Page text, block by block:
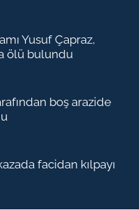
Yusuf Çapraz,
ölü bulundu
boş arazide
facidan kılpayı